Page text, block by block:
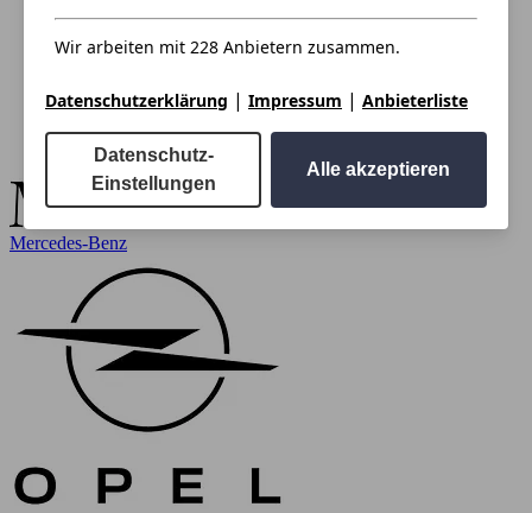
Mercedes-Benz
Wir arbeiten mit 228 Anbietern zusammen.
Datenschutzerklärung | Impressum | Anbieterliste
Datenschutz-
Einstellungen
Alle akzeptieren